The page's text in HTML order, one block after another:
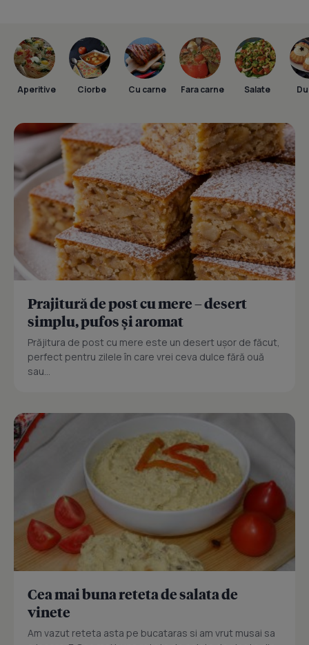
Aperitive Ciorbe Cu carne Fara carne Salate
Prajitură de post cu mere – desert
simplu, pufos și aromat
Prăjitura de post cu mere este un desert ușor de făcut,
perfect pentru zilele în care vrei ceva dulce fără ouă
sau...
Cea mai buna reteta de salata de
vinete
Am vazut reteta asta pe bucataras si am vrut musai sa